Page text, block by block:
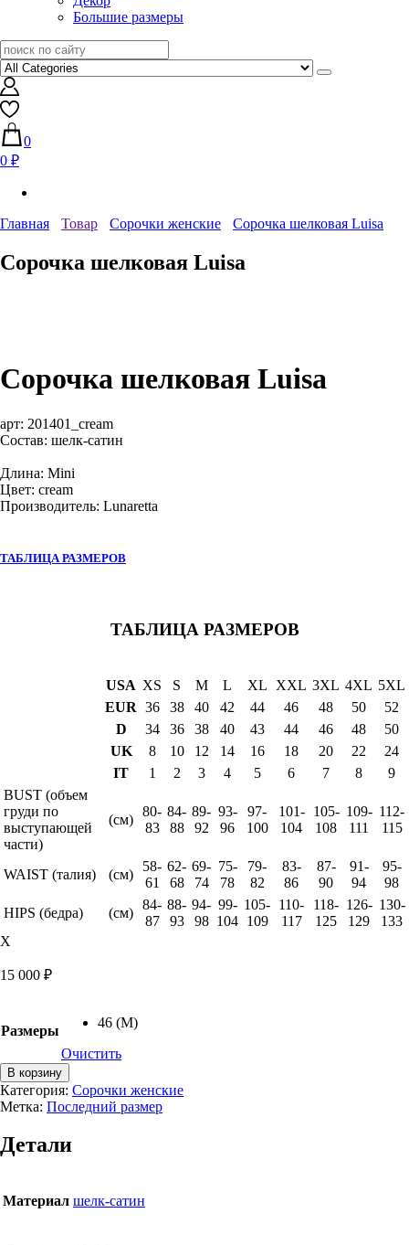
Большие размеры
0
0 ₽
Главная Товар Сорочки женские Сорочка шелковая Luisa
Сорочка шелковая Luisa
Сорочка шелковая Luisa
арт: 201401_cream
Состав: шелк-сатин
Длина: Mini
Цвет: cream
Производитель: Lunaretta
ТАБЛИЦА РАЗМЕРОВ
ТАБЛИЦА РАЗМЕРОВ
USA XS S M L XL XXL 3XL 4XL 5XL
EUR 36 38 40 42 44 46 48 50
52
D
34 36 38 40 43 44 46 48
50
UK
8 10 12 14 16 18 20 22
24
IT
1 2 3 4 5 6 7 8
9
BUST (объем
груди по
выступающей
части)
(см)
80-
83
84-
88
89-
92
93-
96
97-
100
101-
104
105-
108
109-
111
112-
115
WAIST (талия) (см)
58-
61
62-
68
69-
74
75-
78
79-
82
83-
86
87-
90
91-
94
95-
98
HIPS (бедра)
(см)
84-
87
88-
93
94-
98
99-
104
105-
109
110-
117
118-
125
126-
129
130-
133
X
15 000 ₽
Размеры
46 (M)
Очистить
Количество
товара
Сорочка
Luisa
В корзину
Категория: Сорочки женские
Метка: Последний размер
Детали
Материал шелк-сатин